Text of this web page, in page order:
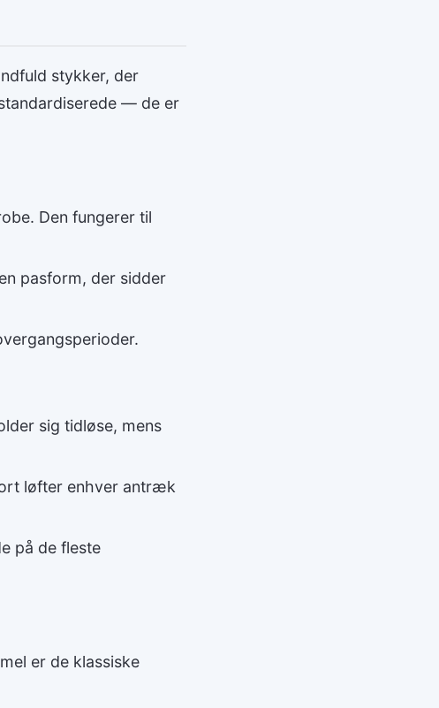
stykker, der
— de er
Den fungerer til
pasform, der sidder
sig tidløse, mens
løfter enhver antræk
på de fleste
er de klassiske